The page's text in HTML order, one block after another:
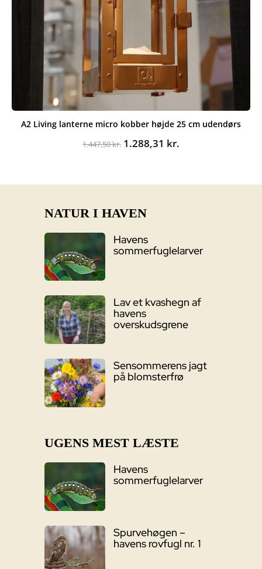
A2 Living lanterne micro kobber højde 25 cm udendørs
1.447,50kr. Den
1.288,31 kr.
NATUR I HAVEN
Havens
sommerfuglelarver
Lav et kvashegn af
havens
overskudsgrene
Sensommerens jagt
på blomsterfrø
UGENS MEST LÆSTE
Havens
sommerfuglelarver
Spurvehøgen –
havens rovfugl nr. 1